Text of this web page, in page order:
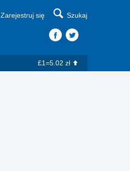
Zarejestruj się Szukaj
£1=5.02 zł